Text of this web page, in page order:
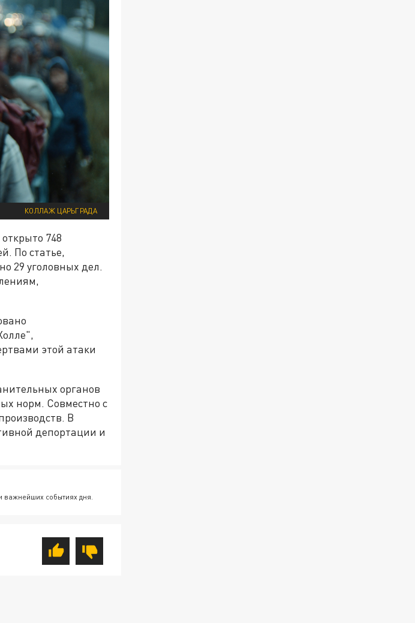
КОЛЛАЖ ЦАРЬГРАДА
748
По статье,
29 уголовных дел.
этой атаки
органов
норм. Совместно с
В
депортации и
важнейших событиях дня.